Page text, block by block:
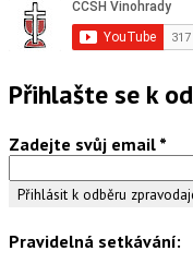
Přihlašte se k
Zadejte svůj email *
Pravidelná setkávání: